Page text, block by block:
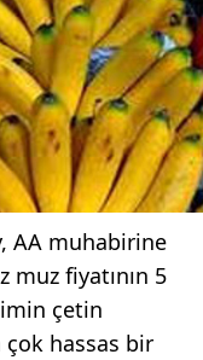
AA muhabirine
muz fiyatının 5
çetin
hassas bir